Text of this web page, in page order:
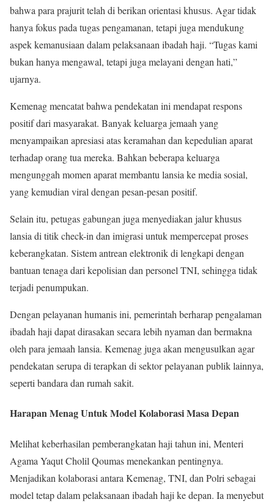
bahwa para prajurit telah di berikan orientasi khusus. Agar tidak
hanya fokus pada tugas pengamanan, tetapi juga mendukung
aspek kemanusiaan dalam pelaksanaan ibadah haji. “Tugas kami
bukan hanya mengawal, tetapi juga melayani dengan hati,”
ujarnya.
Kemenag mencatat bahwa pendekatan ini mendapat respons
positif dari masyarakat. Banyak keluarga jemaah yang
menyampaikan apresiasi atas keramahan dan kepedulian aparat
terhadap orang tua mereka. Bahkan beberapa keluarga
mengunggah momen aparat membantu lansia ke media sosial,
yang kemudian viral dengan pesan-pesan positif.
Selain itu, petugas gabungan juga menyediakan jalur khusus
lansia di titik check-in dan imigrasi untuk mempercepat proses
keberangkatan. Sistem antrean elektronik di lengkapi dengan
bantuan tenaga dari kepolisian dan personel TNI, sehingga tidak
terjadi penumpukan.
Dengan pelayanan humanis ini, pemerintah berharap pengalaman
ibadah haji dapat dirasakan secara lebih nyaman dan bermakna
oleh para jemaah lansia. Kemenag juga akan mengusulkan agar
pendekatan serupa di terapkan di sektor pelayanan publik lainnya,
seperti bandara dan rumah sakit.
Harapan Menag Untuk Model Kolaborasi Masa Depan
Melihat keberhasilan pemberangkatan haji tahun ini, Menteri
Agama Yaqut Cholil Qoumas menekankan pentingnya.
Menjadikan kolaborasi antara Kemenag, TNI, dan Polri sebagai
model tetap dalam pelaksanaan ibadah haji ke depan. Ia menyebut